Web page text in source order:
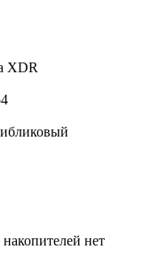
XDR
нет